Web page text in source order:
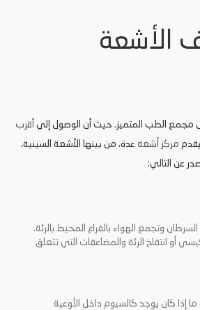
الأشعة
مجمع الطب المتميز. حيث أن الوصول إلي أقرب
مركز أشعة عدة، من بينها الأشعة السينية،
عن التالي:
وتجمع الهواء بالفراغ المحيط بالرئة.
أو انتفاخ الرئة والمضاعفات التي تتعلق
إذا كان يوجد كالسيوم داخل الأوعية